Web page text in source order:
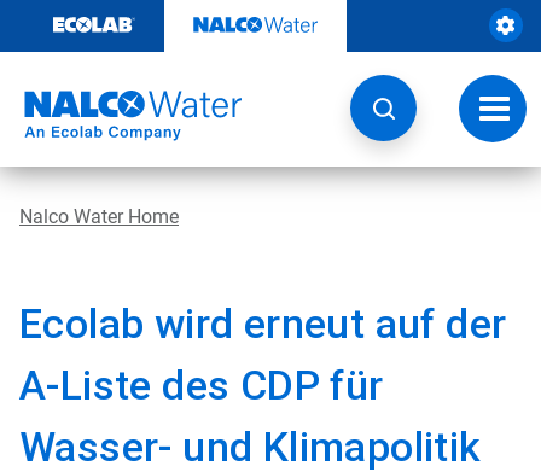
Inhalt
Nalco Water Home
Ecolab wird erneut auf der
A-Liste des CDP für
Wasser- und Klimapolitik